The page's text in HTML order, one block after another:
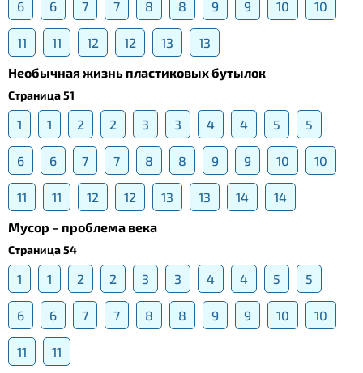
6 6 7 7 8 8 9 9 10 10
11 11 12 12 13
13
Необычная жизнь пластиковых бутылок
Страница 51
1 1 2 2 3 3 4 4 5 5
6 6 7 7 8 8 9 9 10 10
11 11 12 12 13 13 14
14
Мусор – проблема века
Страница 54
1 1 2 2 3 3 4 4 5 5
6 6 7 7 8 8 9 9 10 10
11 11